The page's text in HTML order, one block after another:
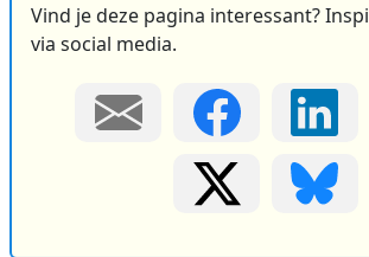
Vind je deze pagina interessant?
via social media.